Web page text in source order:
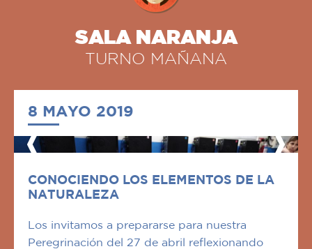
SALA NARANJA
TURNO MAÑANA
8 MAYO 2019
CONOCIENDO LOS ELEMENTOS DE LA
NATURALEZA
Los invitamos a prepararse para nuestra
Peregrinación del 27 de abril reflexionando